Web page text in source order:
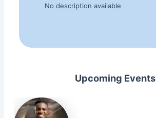
No description available
Upcoming Events